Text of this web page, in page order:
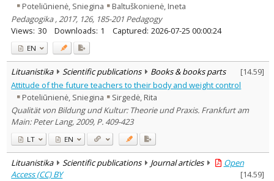
Poteliūnienė, Sniegina
Baltuškonienė, Ineta
Pedagogika , 2017, 126, 185-201 Pedagogy
Views: 30 Downloads: 1 Captured: 2026-07-25 00:00:24
EN
Lituanistika Scientific publications Books & books parts [14.59]
Attitude of the future teachers to their body and weight control
Poteliūnienė, Sniegina
Sirgedė, Rita
Qualität von Bildung und Kultur: Theorie und Praxis. Frankfurt am
Main: Peter Lang, 2009, P. 409-423
LT EN
Lituanistika Scientific publications Journal articles
Open
Access (CC) BY
[14.59]